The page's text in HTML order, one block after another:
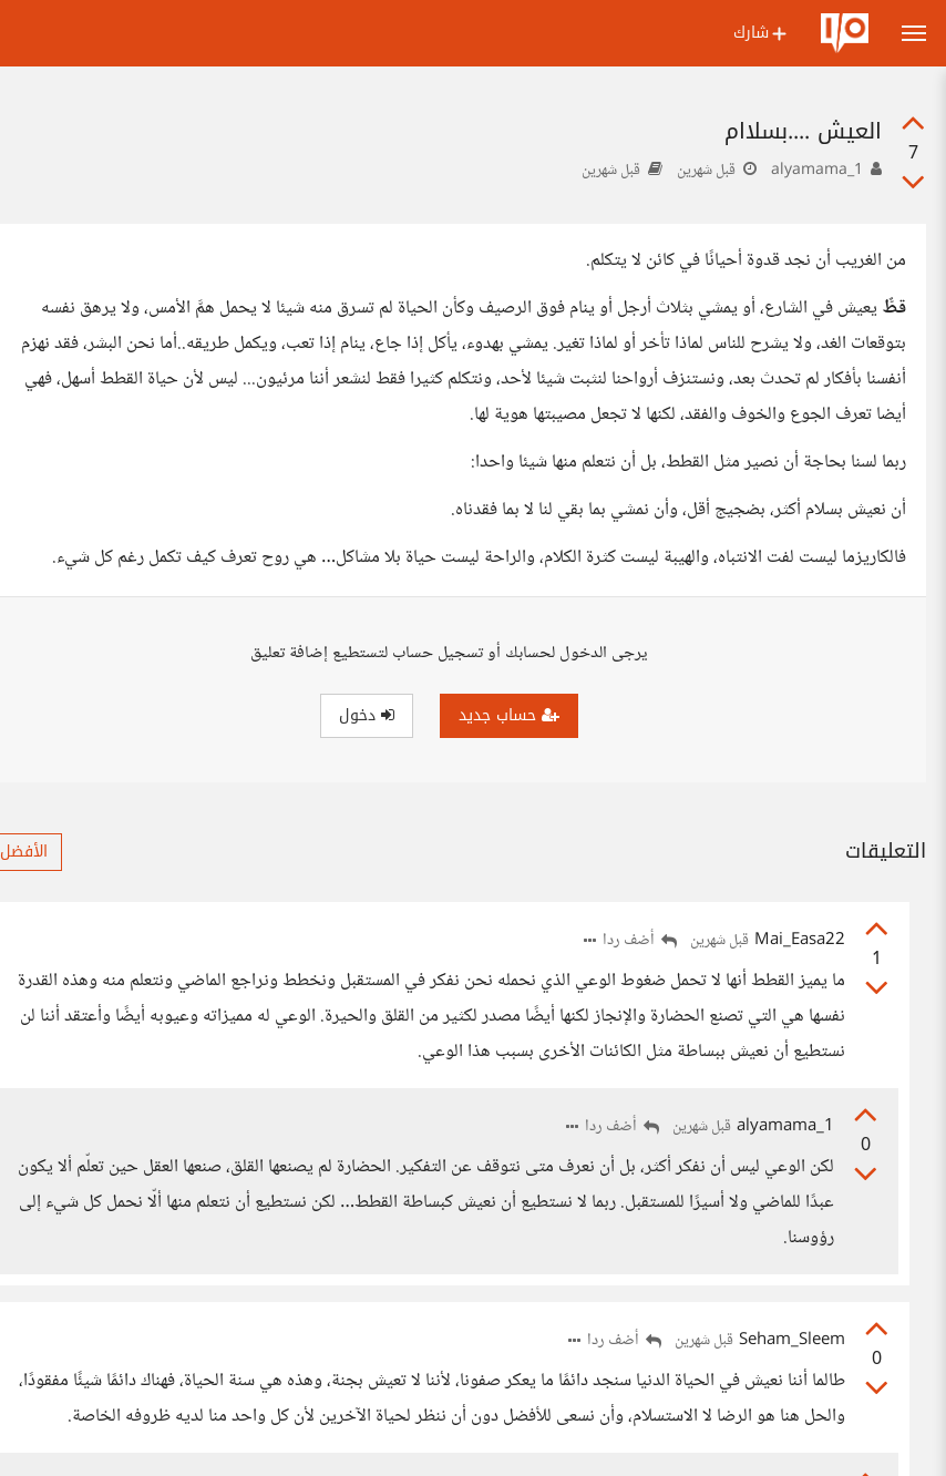
شارك
7
العيش ....بسلاام
قبل شهرين قبل شهرين
من الغريب أن نجد قدوة أحيانًا في كائن لا يتكلم.
قطٌّ يعيش في الشارع، أو يمشي بثلاث أرجل أو ينام فوق الرصيف وكأن الحياة لم تسرق منه شيئا لا يحمل همَّ الأمس، ولا يرهق نفسه
بتوقعات الغد، ولا يشرح للناس لماذا تأخر أو لماذا تغير. يمشي بهدوء، يأكل إذا جاع، ينام إذا تعب، ويكمل طريقه..أما نحن البشر، فقد نهزم
أنفسنا بأفكار لم تحدث بعد، ونستنزف أرواحنا لنثبت شيئا لأحد، ونتكلم كثيرا فقط لنشعر أننا مرئيون... ليس لأن حياة القطط أسهل، فهي
أيضا تعرف الجوع والخوف والفقد، لكنها لا تجعل مصيبتها هوية لها.
ربما لسنا بحاجة أن نصير مثل القطط، بل أن نتعلم منها شيئا واحدا:
أن نعيش بسلام أكثر، بضجيج أقل، وأن نمشي بما بقي لنا لا بما فقدناه.
فالكاريزما ليست لفت الانتباه، والهيبة ليست كثرة الكلام، والراحة ليست حياة بلا مشاكل… هي روح تعرف كيف تكمل رغم كل شيء.
يرجى الدخول لحسابك أو تسجيل حساب لتستطيع إضافة تعليق
حساب جديد دخول
التعليقات الأفضل
1
Mai_Easa22 قبل شهرين أضف ردا
ما يميز القطط أنها لا تحمل ضغوط الوعي الذي نحمله نحن نفكر في المستقبل ونخطط ونراجع الماضي ونتعلم منه وهذه القدرة
نفسها هي التي تصنع الحضارة والإنجاز لكنها أيضًا مصدر لكثير من القلق والحيرة. الوعي له مميزاته وعيوبه أيضًا وأعتقد أننا لن
نستطيع أن نعيش ببساطة مثل الكائنات الأخرى بسبب هذا الوعي.
0
alyamama_1 قبل شهرين أضف ردا
لكن الوعي ليس أن نفكر أكثر، بل أن نعرف متى نتوقف عن التفكير. الحضارة لم يصنعها القلق، صنعها العقل حين تعلّم ألا يكون
عبدًا للماضي ولا أسيرًا للمستقبل. ربما لا نستطيع أن نعيش كبساطة القطط… لكن نستطيع أن نتعلم منها ألّا نحمل كل شيء إلى
رؤوسنا.
0
Seham_Sleem قبل شهرين أضف ردا
طالما أننا نعيش في الحياة الدنيا سنجد دائمًا ما يعكر صفونا، لأننا لا تعيش بجنة، وهذه هي سنة الحياة، فهناك دائمًا شيئًا مفقودًا،
والحل هنا هو الرضا لا الاستسلام، وأن نسعى للأفضل دون أن ننظر لحياة الآخرين لأن كل واحد منا لديه ظروفه الخاصة.